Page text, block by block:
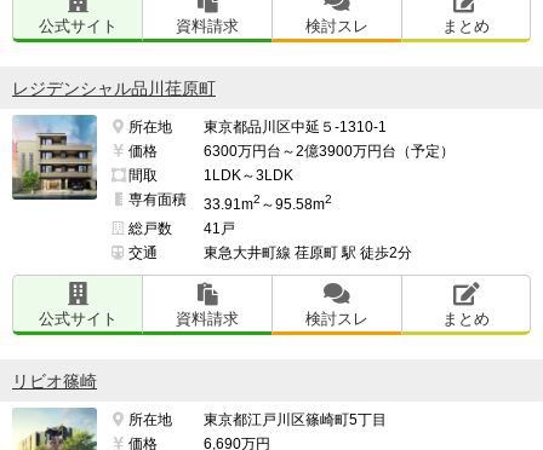
公式サイト 資料請求 検討スレ まとめ
レジデンシャル品川荏原町
所在地
東京都品川区中延５-1310-1
価格
6300万円台～2億3900万円台（予定）
間取
1LDK～3LDK
専有面積
33.91m2 ～95.58m2
総戸数
41戸
交通
東急大井町線 荏原町 駅 徒歩2分
公式サイト 資料請求 検討スレ まとめ
リビオ篠崎
所在地
東京都江戸川区篠崎町5丁目
価格
6,690万円